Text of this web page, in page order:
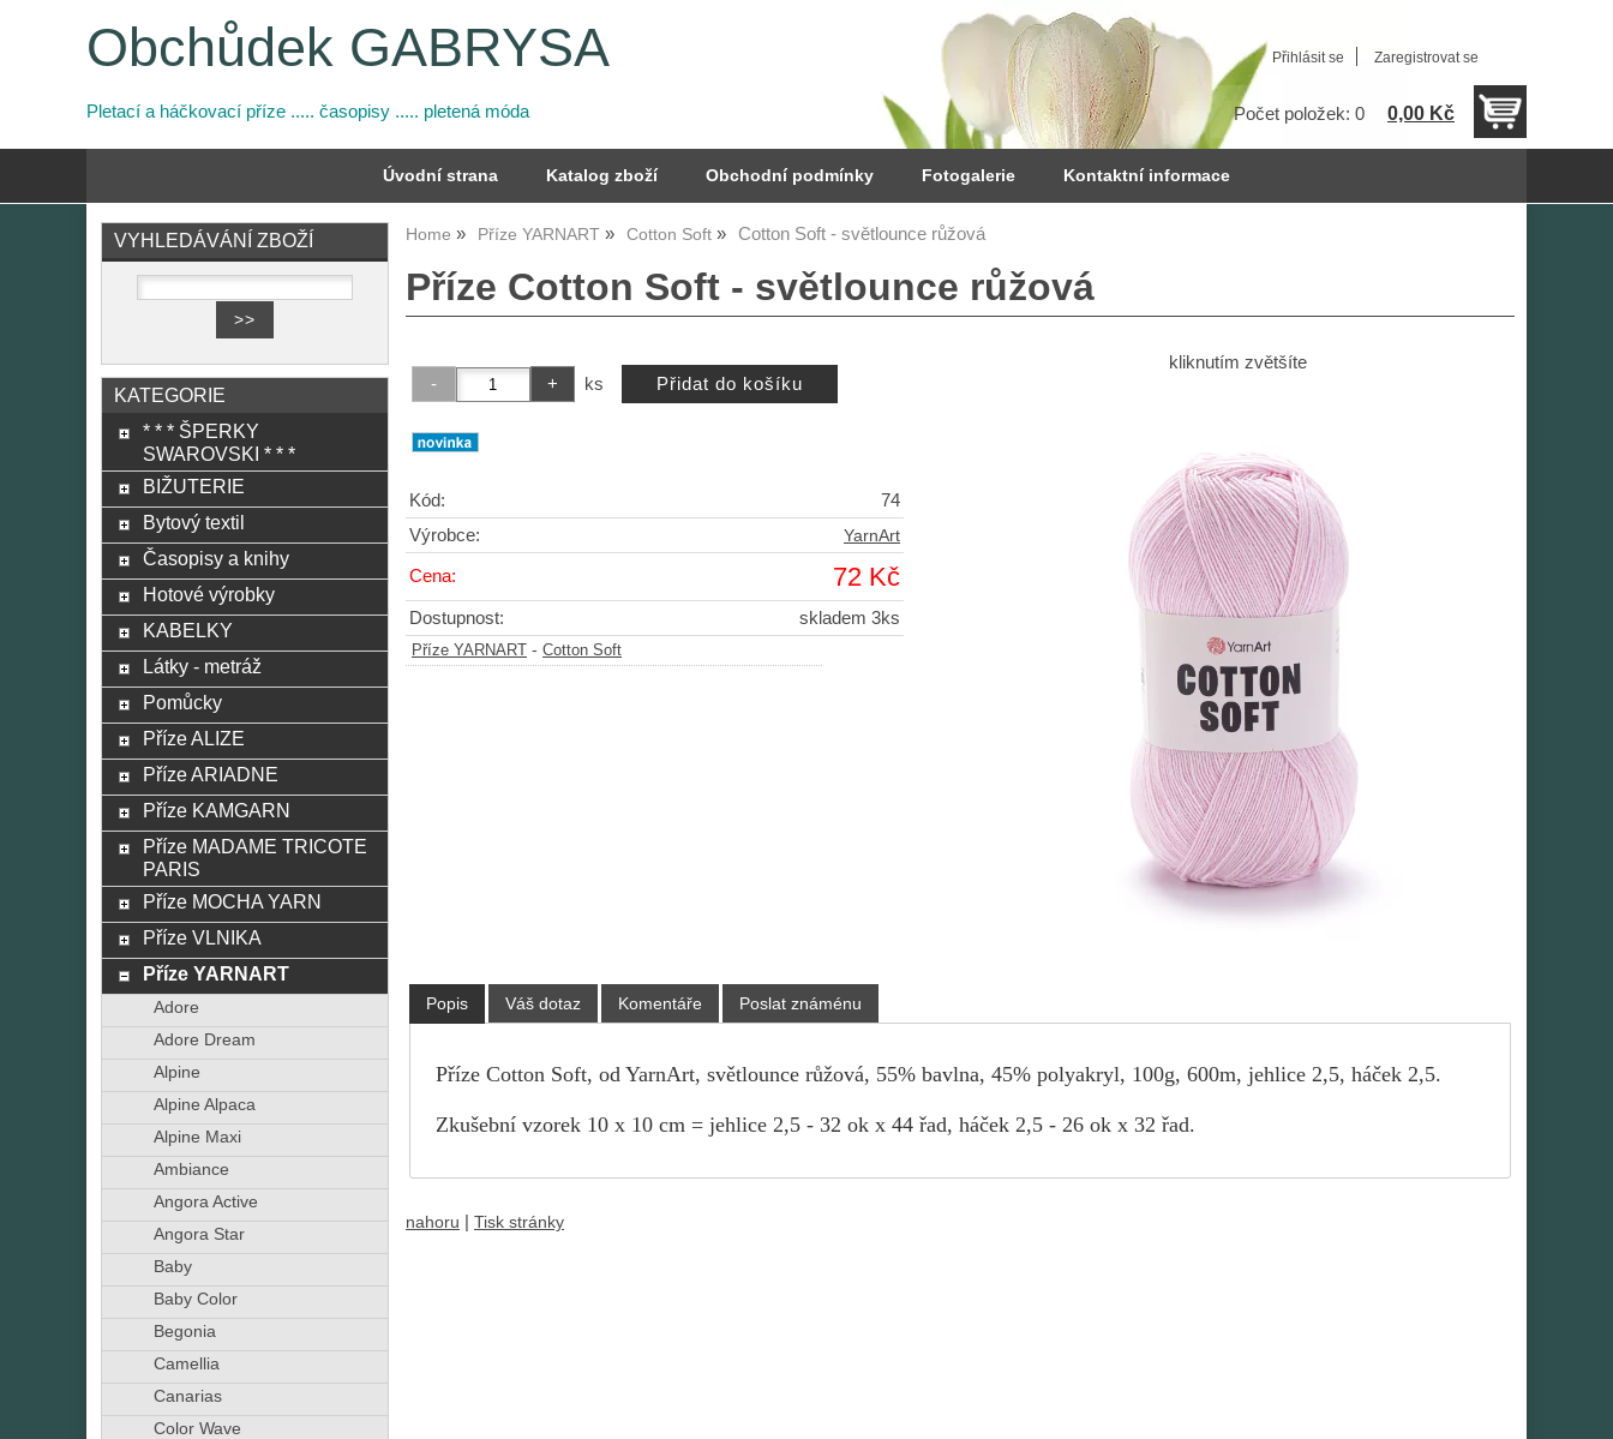
Přihlásit se Zaregistrovat se
Počet položek: 0 0,00 Kč
Obchůdek GABRYSA
Pletací a háčkovací příze ..... časopisy ..... pletená móda
Úvodní strana Katalog zboží Obchodní podmínky Fotogalerie Kontaktní informace
Home Příze YARNART Cotton Soft Cotton Soft - světlounce růžová
Příze Cotton Soft - světlounce růžová
kliknutím zvětšíte
ks
Kód:
74
Výrobce:
YarnArt
Cena: 72 Kč
Dostupnost: skladem 3ks
Příze YARNART - Cotton Soft
Popis Váš dotaz Komentáře Poslat známénu
Příze Cotton Soft, od YarnArt, světlounce růžová, 55% bavlna, 45% polyakryl, 100g, 600m, jehlice 2,5, háček 2,5.
Zkušební vzorek 10 x 10 cm = jehlice 2,5 - 32 ok x 44 řad, háček 2,5 - 26 ok x 32 řad.
nahoru Tisk stránky
VYHLEDÁVÁNÍ ZBOŽÍ
KATEGORIE
* * * ŠPERKY
SWAROVSKI * * *
BIŽUTERIE
Bytový textil
Časopisy a knihy
Hotové výrobky
KABELKY
Látky - metráž
Pomůcky
Příze ALIZE
Příze ARIADNE
Příze KAMGARN
Příze MADAME TRICOTE
PARIS
Příze MOCHA YARN
Příze VLNIKA
Příze YARNART
Adore
Adore Dream
Alpine
Alpine Alpaca
Alpine Maxi
Ambiance
Angora Active
Angora Star
Baby
Baby Color
Begonia
Camellia
Canarias
Color Wave